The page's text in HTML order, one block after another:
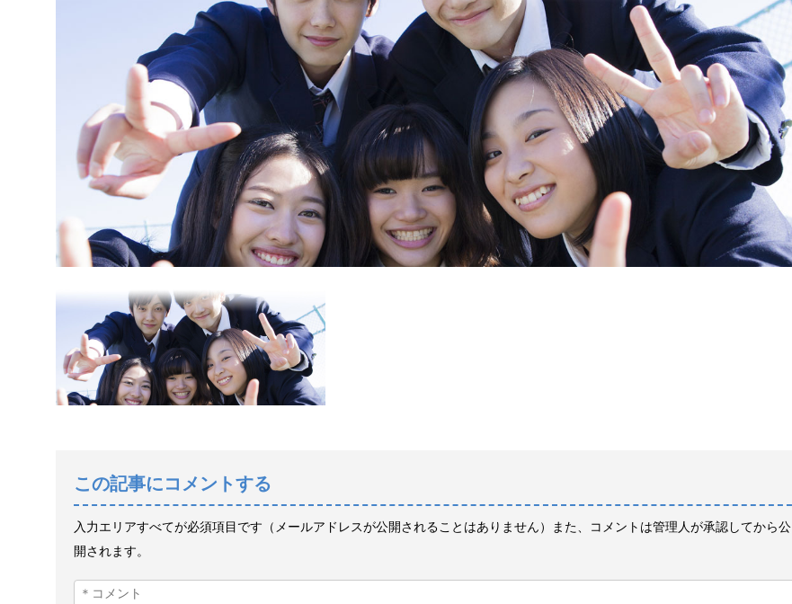
この記事にコメントする
入力エリアすべてが必須項目です（メールアドレスが公開されることはありません）また、コメントは管理人が承認してから公
開されます。